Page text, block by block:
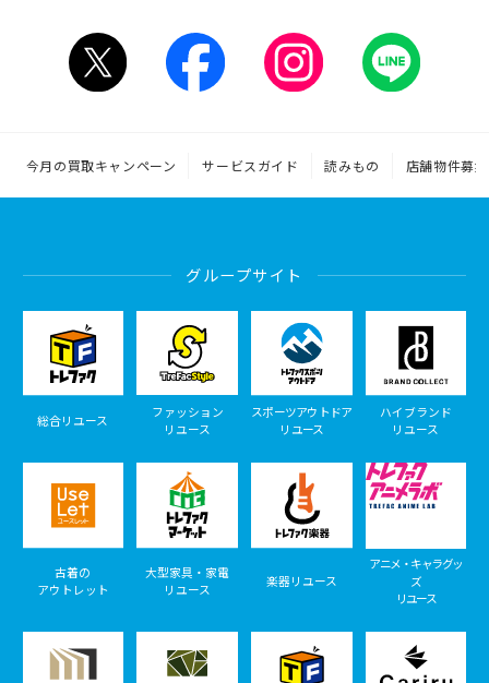
今月の買取キャンペーン サービスガイド 読みもの 店舗物件募集
グループサイト
総合リユース
ファッション
リユース
スポーツアウトドア
リユース
ハイブランド
リユース
古着の
アウトレット
大型家具・家電
リユース
楽器リユース
アニメ・キャラグッ
ズ
リユース